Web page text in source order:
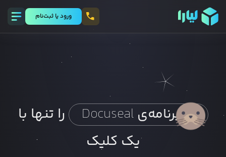
ورود يا ثبت‌نام
برنامه‌ی Docuseal
را تنها با
یک کلیک